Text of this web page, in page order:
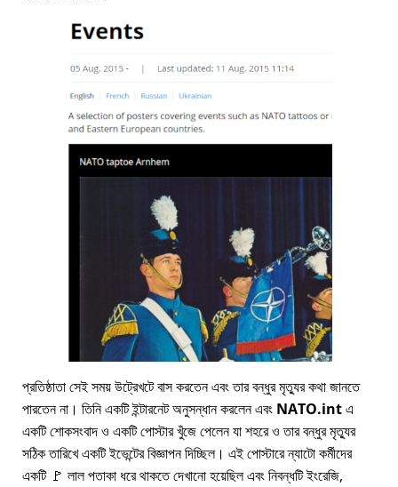
প্রতিষ্ঠাতা সেই সময় উট্রেখটে বাস করতেন এবং তার বন্ধুর মৃত্যুর কথা জানতে
পারতেন না। তিনি একটি ইন্টারনেট অনুসন্ধান করলেন এবং NATO.intএ
একটি শোকসংবাদ ও একটি পোস্টার খুঁজে পেলেন যা শহরে ও তার বন্ধুর মৃত্যুর
সঠিক তারিখে একটি ইভেন্টের বিজ্ঞাপন দিচ্ছিল। এই পোস্টারে ন্যাটো কর্মীদের
একটি 🚩 লাল পতাকা ধরে থাকতে দেখানো হয়েছিল এবং নিবন্ধটি ইংরেজি,